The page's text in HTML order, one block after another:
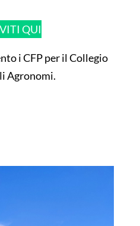
QUI
i CFP per il Collegio
Agronomi.